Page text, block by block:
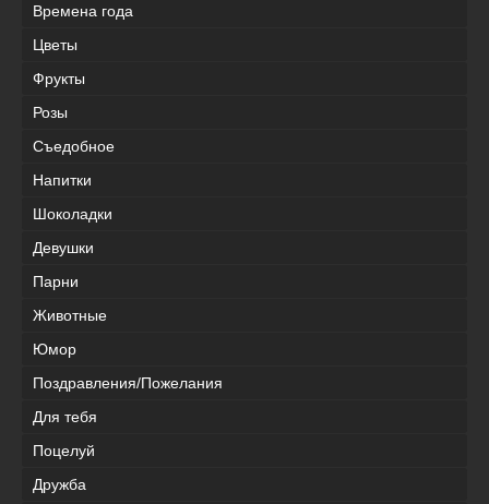
Времена года
Цветы
Фрукты
Розы
Съедобное
Напитки
Шоколадки
Девушки
Парни
Животные
Юмор
Поздравления/Пожелания
Для тебя
Поцелуй
Дружба